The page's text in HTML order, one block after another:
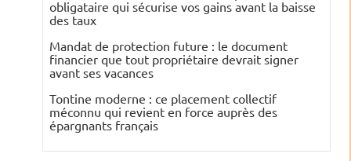
obligataire qui sécurise vos gains avant la baisse
des taux
Mandat de protection future : le document
financier que tout propriétaire devrait signer
avant ses vacances
Tontine moderne : ce placement collectif
méconnu qui revient en force auprès des
épargnants français